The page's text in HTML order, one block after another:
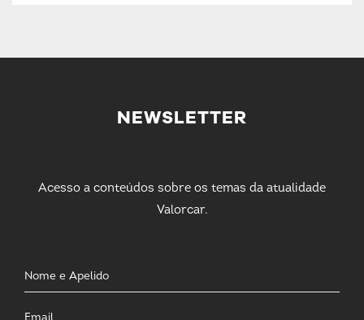
NEWSLETTER
Acesso a conteúdos sobre os temas da atualidade
Valorcar.